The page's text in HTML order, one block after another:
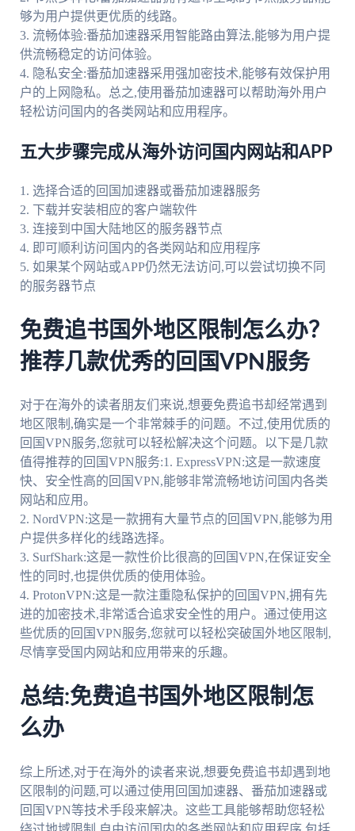
够为用户提供更优质的线路。
3. 流畅体验:番茄加速器采用智能路由算法,能够为用户提
供流畅稳定的访问体验。
4. 隐私安全:番茄加速器采用强加密技术,能够有效保护用
户的上网隐私。总之,使用番茄加速器可以帮助海外用户
轻松访问国内的各类网站和应用程序。
五大步骤完成从海外访问国内网站和APP
1. 选择合适的回国加速器或番茄加速器服务
2. 下载并安装相应的客户端软件
3. 连接到中国大陆地区的服务器节点
4. 即可顺利访问国内的各类网站和应用程序
5. 如果某个网站或APP仍然无法访问,可以尝试切换不同
的服务器节点
免费追书国外地区限制怎么办？
推荐几款优秀的回国VPN服务
对于在海外的读者朋友们来说,想要免费追书却经常遇到
地区限制,确实是一个非常棘手的问题。不过,使用优质的
回国VPN服务,您就可以轻松解决这个问题。以下是几款
值得推荐的回国VPN服务:1. ExpressVPN:这是一款速度
快、安全性高的回国VPN,能够非常流畅地访问国内各类
网站和应用。
2. NordVPN:这是一款拥有大量节点的回国VPN,能够为用
户提供多样化的线路选择。
3. SurfShark:这是一款性价比很高的回国VPN,在保证安全
性的同时,也提供优质的使用体验。
4. ProtonVPN:这是一款注重隐私保护的回国VPN,拥有先
进的加密技术,非常适合追求安全性的用户。通过使用这
些优质的回国VPN服务,您就可以轻松突破国外地区限制,
尽情享受国内网站和应用带来的乐趣。
总结:免费追书国外地区限制怎
么办
综上所述,对于在海外的读者来说,想要免费追书却遇到地
区限制的问题,可以通过使用回国加速器、番茄加速器或
回国VPN等技术手段来解决。这些工具能够帮助您轻松